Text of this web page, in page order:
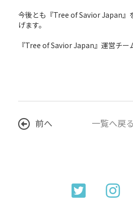
今後とも『Tree of Savior Japan』
げます。
『Tree of Savior Japan』運営チー
前へ 一覧へ戻る